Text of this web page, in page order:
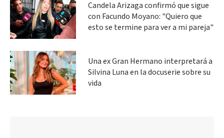
Candela Arizaga confirmó que sigue
con Facundo Moyano: "Quiero que
esto se termine para ver a mi pareja"
Una ex Gran Hermano interpretará a
Silvina Luna en la docuserie sobre su
vida